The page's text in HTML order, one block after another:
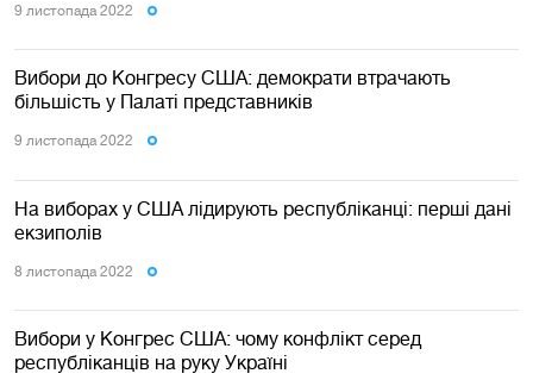
9 листопада 2022
Вибори до Конгресу США: демократи втрачають
більшість у Палаті представників
9 листопада 2022
На виборах у США лідирують республіканці: перші дані
екзиполів
8 листопада 2022
Вибори у Конгрес США: чому конфлікт серед
республіканців на руку Україні